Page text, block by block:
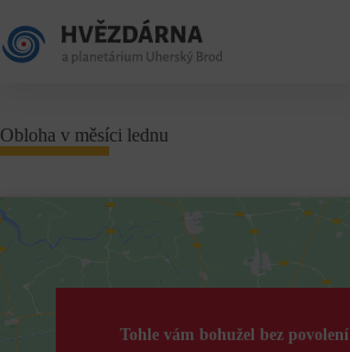
to
content
Obloha v měsíci lednu
Tohle vám bohužel bez povolení